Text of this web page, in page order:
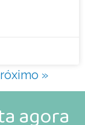
»
agora